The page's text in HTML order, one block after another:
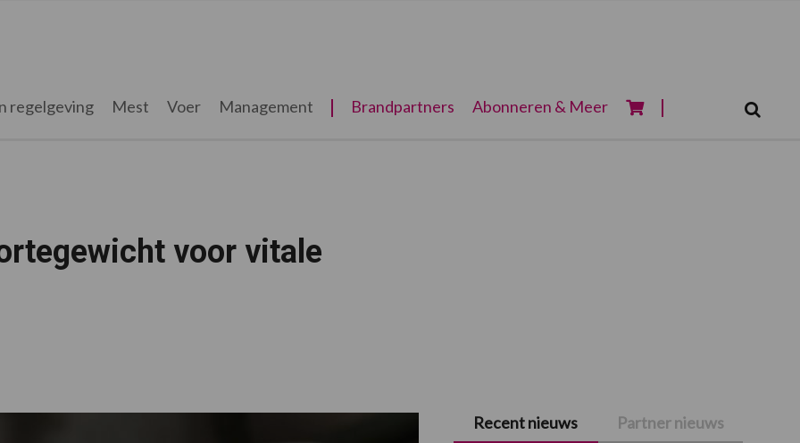
regelgeving Mest Voer Management Brandpartners Abonneren & Meer
voor vitale
Primaire
Recent nieuws Partner nieuws